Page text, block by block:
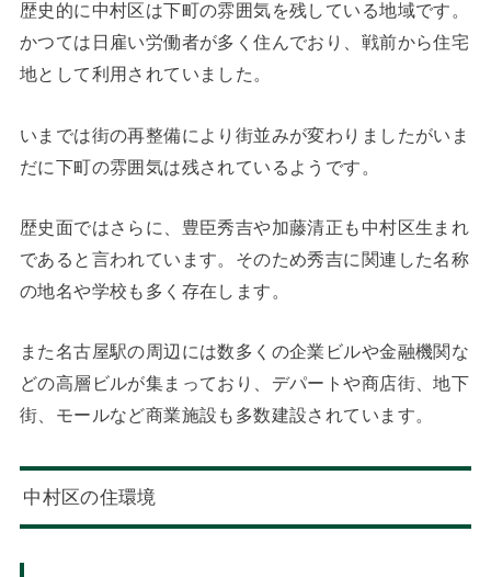
歴史的に中村区は下町の雰囲気を残している地域です。
かつては日雇い労働者が多く住んでおり、戦前から住宅
地として利用されていました。
いまでは街の再整備により街並みが変わりましたがいま
だに下町の雰囲気は残されているようです。
歴史面ではさらに、豊臣秀吉や加藤清正も中村区生まれ
であると言われています。そのため秀吉に関連した名称
の地名や学校も多く存在します。
また名古屋駅の周辺には数多くの企業ビルや金融機関な
どの高層ビルが集まっており、デパートや商店街、地下
街、モールなど商業施設も多数建設されています。
中村区の住環境